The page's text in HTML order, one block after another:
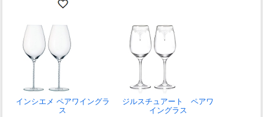
インシエメ ペアワイングラ
ス
ジルスチュアート ペアワ
イングラス